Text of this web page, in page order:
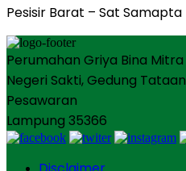
Pesisir Barat – Sat
Perumahan Griya Bina Mitra
Negeri Sakti, Gedung Tataan
Pesawaran
Lampung 35366